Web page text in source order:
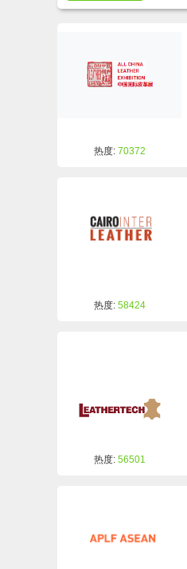
热度: 70372
热度: 58424
热度: 56501